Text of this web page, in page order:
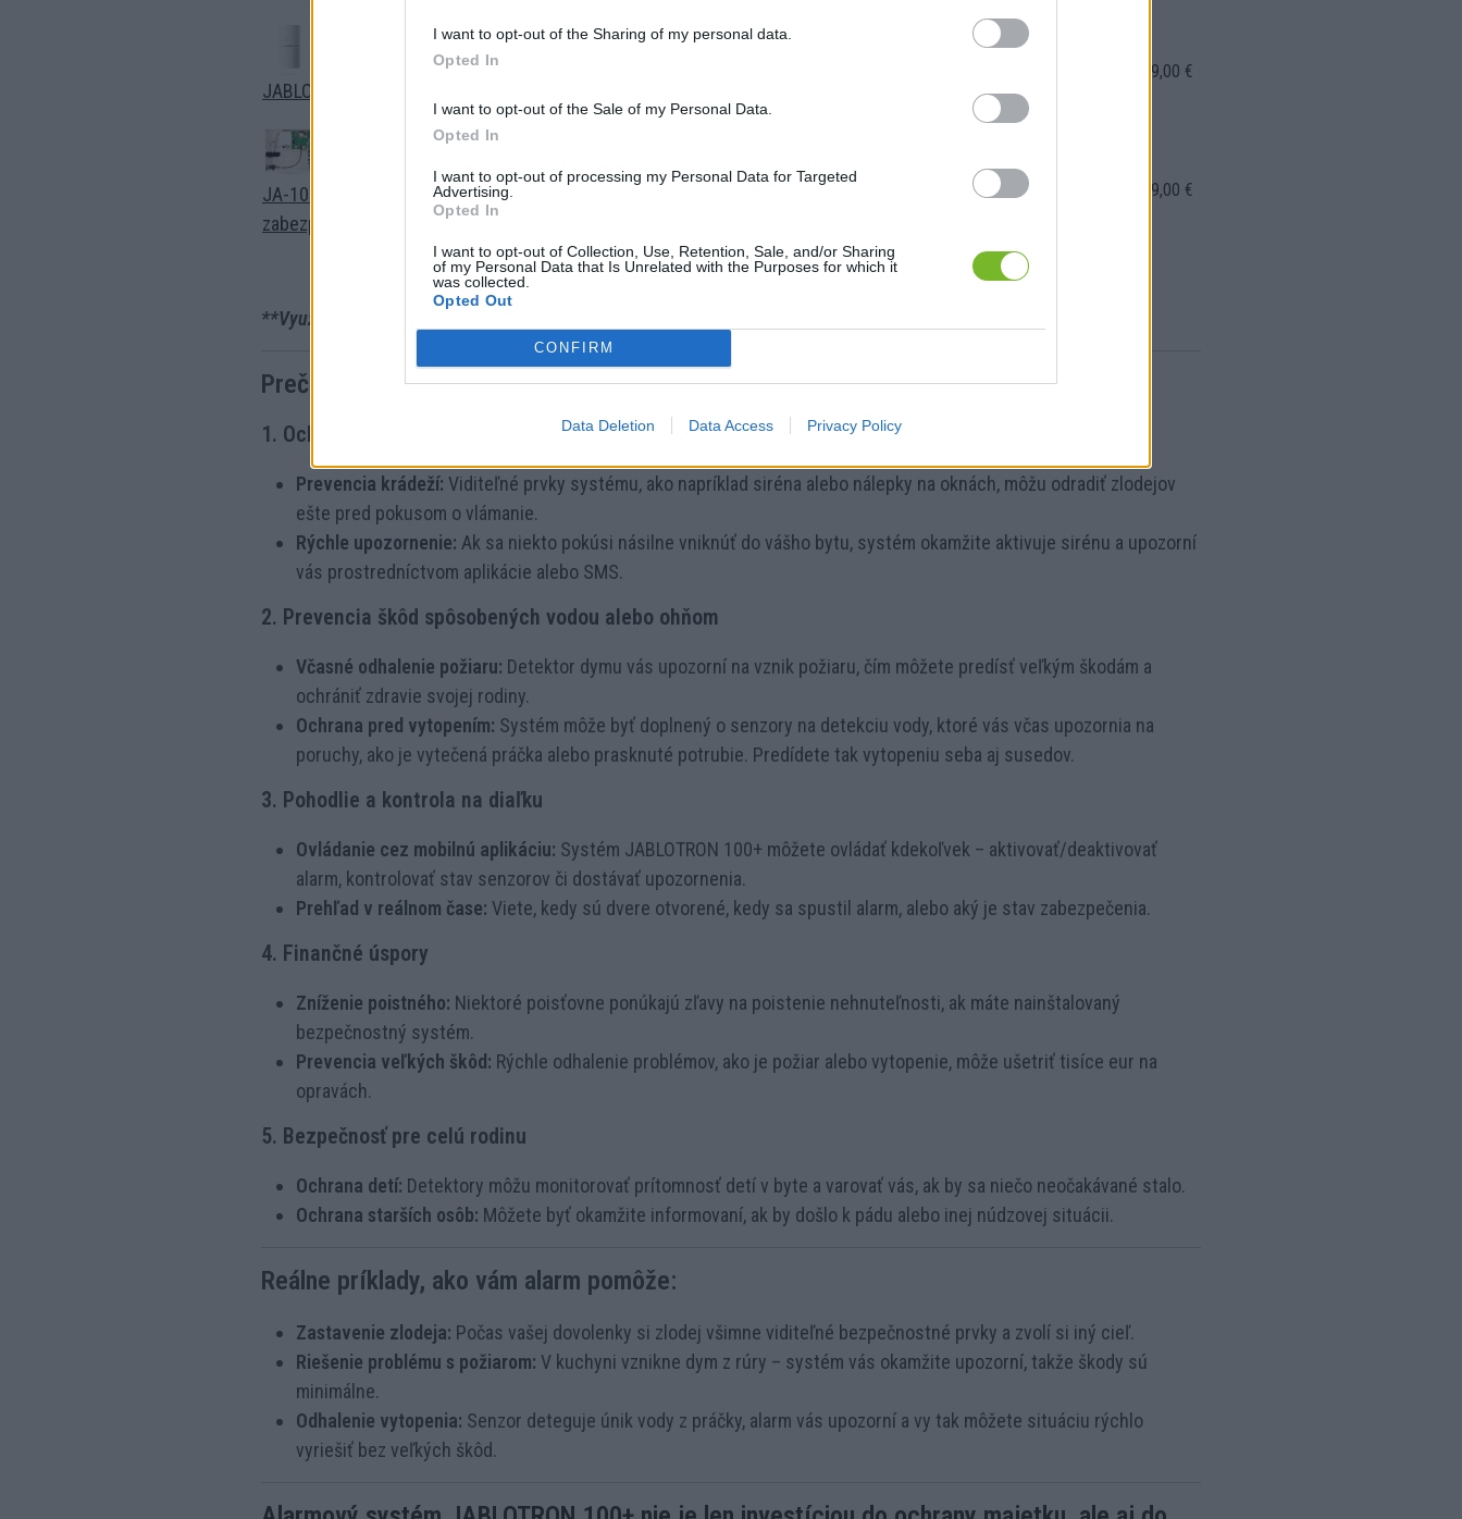
I want to opt-out of the Sharing of my personal data.
Opted In
I want to opt-out of the Sale of my Personal Data.
Opted In
I want to opt-out of processing my Personal Data for Targeted
Advertising.
Opted In
I want to opt-out of Collection, Use, Retention, Sale, and/or Sharing
of my Personal Data that Is Unrelated with the Purposes for which it
was collected.
Opted Out
CONFIRM
Data Deletion Data Access Privacy Policy
JABLOTRON JA-152P – Bezdrôtový PIR detektor pohybu
109,00 €
JA-103KR+JA-192YJablotron JA-103KR + JA-192Y – Ústredňa
zabezpečovacieho systému JABLOTRON 100+
589,00 € 589,00 €
**Využite do konca februára 10% zľavu s kupónom JABLOTRON10. Napr pri tejto zostave tak ušetríte 128,-€,
Prečo je dobré mať alarmový systém JABLOTRON 100+?
1. Ochrana pred zlodejmi
Prevencia krádeží: Viditeľné prvky systému, ako napríklad siréna alebo nálepky na oknách, môžu odradiť zlodejov
ešte pred pokusom o vlámanie.
Rýchle upozornenie: Ak sa niekto pokúsi násilne vniknúť do vášho bytu, systém okamžite aktivuje sirénu a upozorní
vás prostredníctvom aplikácie alebo SMS.
2. Prevencia škôd spôsobených vodou alebo ohňom
Včasné odhalenie požiaru: Detektor dymu vás upozorní na vznik požiaru, čím môžete predísť veľkým škodám a
ochrániť zdravie svojej rodiny.
Ochrana pred vytopením: Systém môže byť doplnený o senzory na detekciu vody, ktoré vás včas upozornia na
poruchy, ako je vytečená práčka alebo prasknuté potrubie. Predídete tak vytopeniu seba aj susedov.
3. Pohodlie a kontrola na diaľku
Ovládanie cez mobilnú aplikáciu: Systém JABLOTRON 100+ môžete ovládať kdekoľvek – aktivovať/deaktivovať
alarm, kontrolovať stav senzorov či dostávať upozornenia.
Prehľad v reálnom čase: Viete, kedy sú dvere otvorené, kedy sa spustil alarm, alebo aký je stav zabezpečenia.
4. Finančné úspory
Zníženie poistného: Niektoré poisťovne ponúkajú zľavy na poistenie nehnuteľnosti, ak máte nainštalovaný
bezpečnostný systém.
Prevencia veľkých škôd: Rýchle odhalenie problémov, ako je požiar alebo vytopenie, môže ušetriť tisíce eur na
opravách.
5. Bezpečnosť pre celú rodinu
Ochrana detí: Detektory môžu monitorovať prítomnosť detí v byte a varovať vás, ak by sa niečo neočakávané stalo.
Ochrana starších osôb: Môžete byť okamžite informovaní, ak by došlo k pádu alebo inej núdzovej situácii.
Reálne príklady, ako vám alarm pomôže:
Zastavenie zlodeja: Počas vašej dovolenky si zlodej všimne viditeľné bezpečnostné prvky a zvolí si iný cieľ.
Riešenie problému s požiarom: V kuchyni vznikne dym z rúry – systém vás okamžite upozorní, takže škody sú
minimálne.
Odhalenie vytopenia: Senzor deteguje únik vody z práčky, alarm vás upozorní a vy tak môžete situáciu rýchlo
vyriešiť bez veľkých škôd.